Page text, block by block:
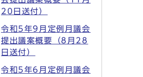
20日送付）
令和5年9月定例月議会
提出議案概要（8月28
日送付）
令和5年6月定例月議会